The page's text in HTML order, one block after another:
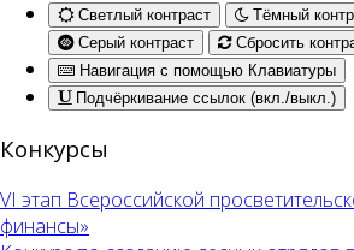
Светлый контраст
Тёмный
Серый контраст
Сбросить
Навигация с помощью Клавиатуры
Подчёркивание ссылок (вкл./выкл.)
Конкурсы
VI этап Всероссийской
финансы»